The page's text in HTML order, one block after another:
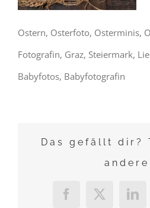
Ostern, Osterfoto, Osterminis,
Fotografin, Graz, Steiermark,
Babyfotos, Babyfotografin
Das gefällt dir?
Facebook
X